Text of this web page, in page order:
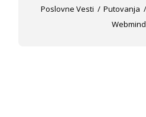
Poslovne Vesti
Putovanja
Webmind